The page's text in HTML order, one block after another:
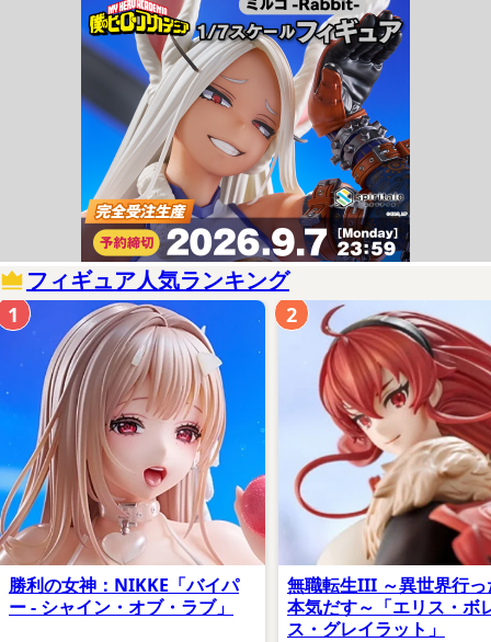
商品情報ページ
https://sites.google.com/kadokawa.jp/kdcolle-
temp/home/4942330286838
GOODSMILE COMPANY内商品購入ページ
カドカワストア内商品購入ページ
キャラアニ内商品購入ページ
エビテン内商品購入ページ
また、にっこり顔パーツ、描き下ろしイラストを使用したA5
アクリルパネル、原作者「宮島礼吏」描き下ろし複製ミニ色紙
が付属する「KADOKAWAスペシャルセット」も同時展開され
ている。
フィギュア人気ランキング
勝利の女神：NIKKE「バイパ
ー - シャイン・オブ・ラブ」
1
無職転生III ～異世界行っ
本気だす～「エリス・ボ
ス・グレイラット」
2